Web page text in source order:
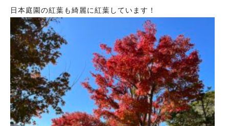
日本庭園の紅葉も綺麗に紅葉しています！